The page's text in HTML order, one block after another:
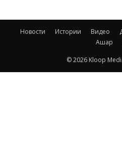
Новости Истории Видео
Ашар
© 2026 Kloop